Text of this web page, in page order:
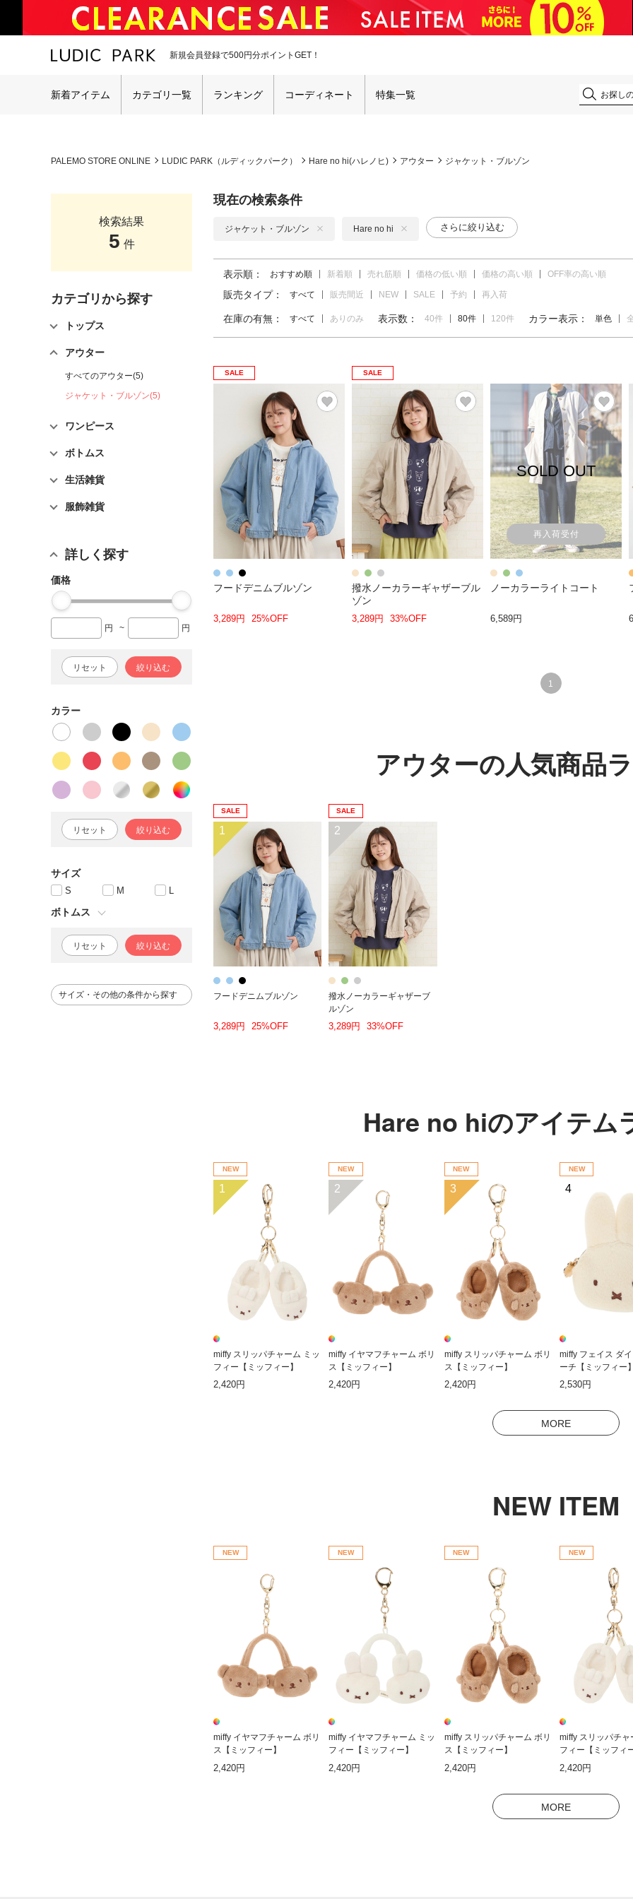
新規会員登録で500円分ポイントGET！
新着アイテム カテゴリ一覧 ランキング コーディネート 特集一覧
PALEMO STORE ONLINE LUDIC PARK（ルディックパーク） Hare no hi(ハレノヒ) アウター ジャケット・ブルゾン
検索結果
5 件
カテゴリから探す
トップス
アウター
すべてのアウター(5)
ジャケット・ブルゾン(5)
ワンピース
ボトムス
生活雑貨
服飾雑貨
詳しく探す
価格
円 ~ 円
リセット 絞り込む
カラー
リセット 絞り込む
サイズ
S M L
ボトムス
リセット 絞り込む
サイズ・その他の条件から探す
現在の検索条件
ジャケット・ブルゾン Hare no hi さらに絞り込む
表示順： おすすめ順 新着順 売れ筋順 価格の低い順 価格の高い順 OFF率の高い順
販売タイプ： すべて 販売間近 NEW SALE 予約 再入荷
在庫の有無： すべて ありのみ 表示数： 40件 80件 120件 カラー表示： 単色
SALE
フードデニムブルゾン
3,289円 25%OFF
SALE
撥水ノーカラーギャザーブル
ゾン
3,289円 33%OFF
SOLD OUT
再入荷受付
ノーカラーライトコート
6,589円
1
アウターの人気商品
SALE
1
フードデニムブルゾン
3,289円 25%OFF
SALE
2
撥水ノーカラーギャザーブ
ルゾン
3,289円 33%OFF
Hare no hiのアイテム
NEW
1
miffy スリッパチャーム ミッ
フィー【ミッフィー】
2,420円
NEW
2
miffy イヤマフチャーム ボリ
ス【ミッフィー】
2,420円
NEW
3
miffy スリッパチャーム ボリ
ス【ミッフィー】
2,420円
NEW
4
miffy フェイス ダ
ーチ【ミッフィー】
2,530円
MORE
NEW ITEM
NEW
miffy イヤマフチャーム ボリ
ス【ミッフィー】
2,420円
NEW
miffy イヤマフチャーム ミッ
フィー【ミッフィー】
2,420円
NEW
miffy スリッパチャーム ボリ
ス【ミッフィー】
2,420円
NEW
miffy スリッパチャ
フィー【ミッフィー
2,420円
MORE